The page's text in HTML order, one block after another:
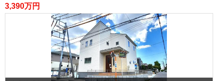
3,390万円